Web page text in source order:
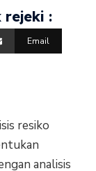
rejeki :
Email
resiko
analisis